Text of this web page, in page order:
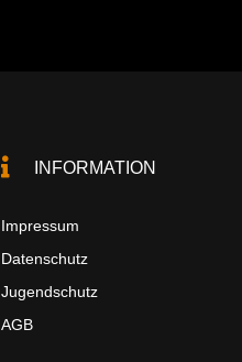
INFORMATION
Impressum
Datenschutz
Jugendschutz
AGB